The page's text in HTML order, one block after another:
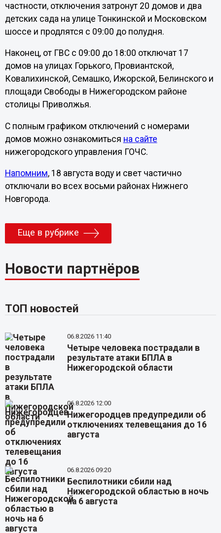
частности, отключения затронут 20 домов и два
детских сада на улице Тонкинской и Московском
шоссе и продлятся с 09:00 до полудня.
Наконец, от ГВС с 09:00 до 18:00 отключат 17
домов на улицах Горького, Провиантской,
Ковалихинской, Семашко, Ижорской, Белинского и
площади Свободы в Нижегородском районе
столицы Приволжья.
С полным графиком отключений с номерами
домов можно ознакомиться на сайте
нижегородского управления ГОЧС.
Напомним, 18 августа воду и свет частично
отключали во всех восьми районах Нижнего
Новгорода.
Еще в рубрике
Новости партнёров
ТОП новостей
06.8.2026 11:40
Четыре человека пострадали в
результате атаки БПЛА в
Нижегородской области
06.8.2026 12:00
Нижегородцев предупредили об
отключениях телевещания до 16
августа
06.8.2026 09:20
Беспилотники сбили над
Нижегородской областью в ночь
на 6 августа